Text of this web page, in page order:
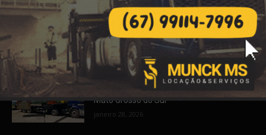
Destaques da Locação
Descarga e Içamento com Caminhão
Munck em Inocência, Anastácio e todo o
Mato Grosso do Sul
janeiro 28, 2026